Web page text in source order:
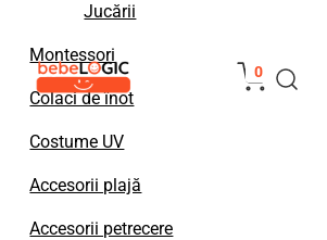
Jucării
Montessori
Colaci de înot
Costume UV
Accesorii plajă
Accesorii petrecere
0